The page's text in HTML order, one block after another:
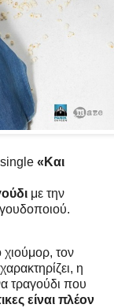
single «Και
με την
χιούμορ, τον
η
τραγούδι που
είναι πλέον